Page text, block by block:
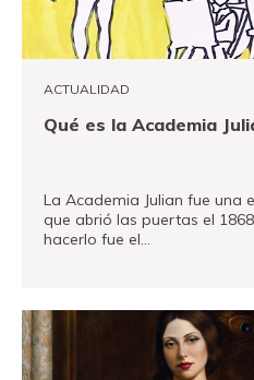
ACTUALIDAD
Qué es la Academia
La Academia Julian fue una
que abrió las puertas el
hacerlo fue el…
Fundación
Museand
Amigos
del
Contacto
Localización
English
Català